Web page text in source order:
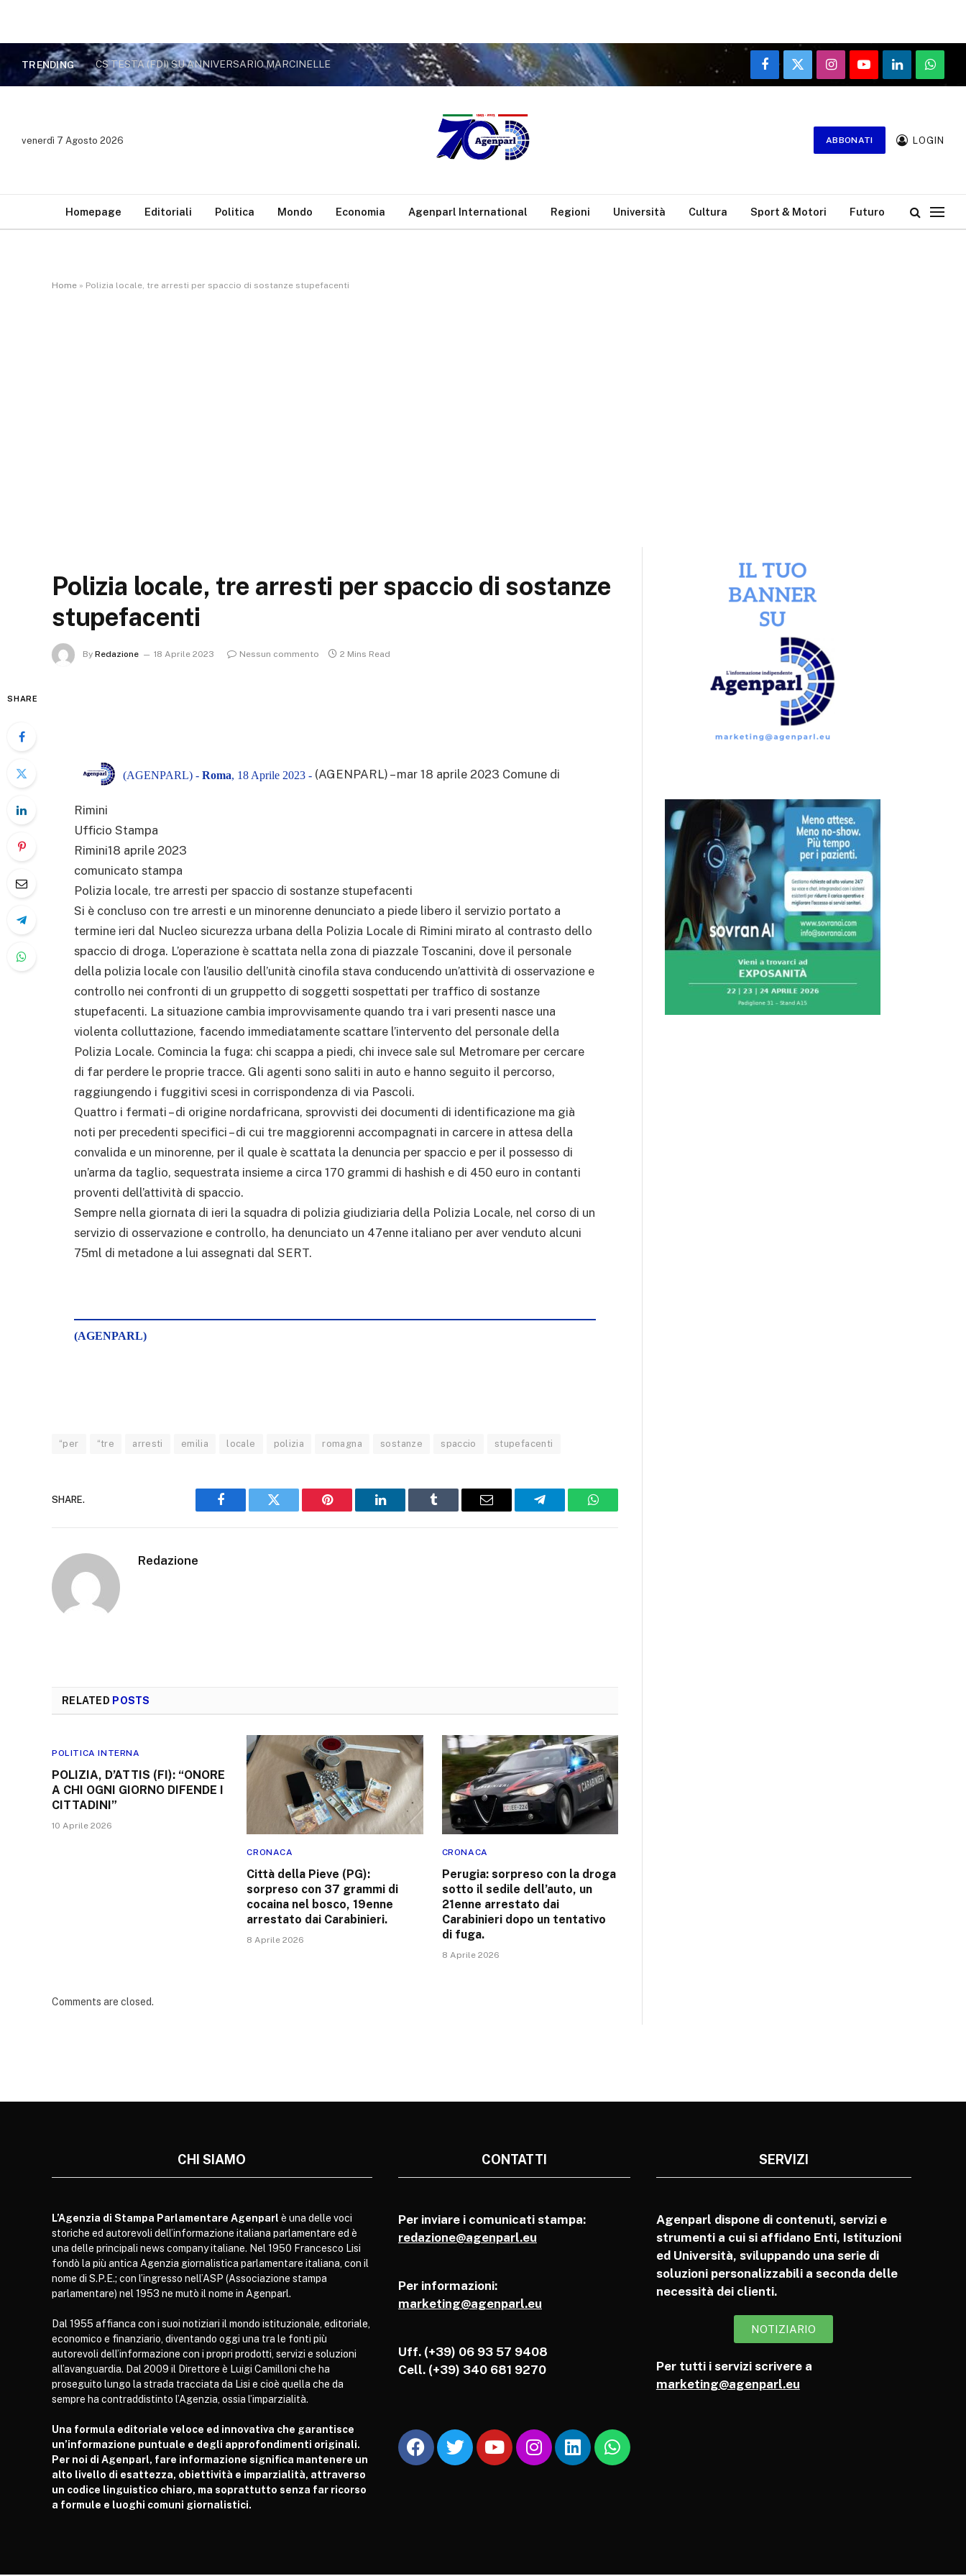
TRENDING CS TESTA (FDI) SU ANNIVERSARIO MARCINELLE
Facebook
X
(Twitter)
InstagramYouTubeLinkedIn
venerdì 7 Agosto 2026 ABBONATI LOGIN
Homepage Editoriali Politica Mondo Economia Agenparl International Regioni Università Cultura Sport & Motori Futuro
Home » Polizia locale, tre arresti per spaccio di sostanze stupefacenti
Polizia locale, tre arresti per spaccio di sostanze
stupefacenti
By Redazione 18 Aprile 2023 Nessun commento 2 Mins Read
SHARE
(AGENPARL) - Roma, 18 Aprile 2023 - (AGENPARL) – mar 18 aprile 2023 Comune di
Rimini
Ufficio Stampa
Rimini18 aprile 2023
comunicato stampa
Polizia locale, tre arresti per spaccio di sostanze stupefacenti
Si è concluso con tre arresti e un minorenne denunciato a piede libero il servizio portato a
termine ieri dal Nucleo sicurezza urbana della Polizia Locale di Rimini mirato al contrasto dello
spaccio di droga. L’operazione è scattata nella zona di piazzale Toscanini, dove il personale
della polizia locale con l’ausilio dell’unità cinofila stava conducendo un’attività di osservazione e
controllo nei confronti di un gruppetto di soggetti sospettati per traffico di sostanze
stupefacenti. La situazione cambia improvvisamente quando tra i vari presenti nasce una
violenta colluttazione, facendo immediatamente scattare l’intervento del personale della
Polizia Locale. Comincia la fuga: chi scappa a piedi, chi invece sale sul Metromare per cercare
di far perdere le proprie tracce. Gli agenti sono saliti in auto e hanno seguito il percorso,
raggiungendo i fuggitivi scesi in corrispondenza di via Pascoli.
Quattro i fermati – di origine nordafricana, sprovvisti dei documenti di identificazione ma già
noti per precedenti specifici – di cui tre maggiorenni accompagnati in carcere in attesa della
convalida e un minorenne, per il quale è scattata la denuncia per spaccio e per il possesso di
un’arma da taglio, sequestrata insieme a circa 170 grammi di hashish e di 450 euro in contanti
proventi dell’attività di spaccio.
Sempre nella giornata di ieri la squadra di polizia giudiziaria della Polizia Locale, nel corso di un
servizio di osservazione e controllo, ha denunciato un 47enne italiano per aver venduto alcuni
75ml di metadone a lui assegnati dal SERT.
(AGENPARL)
“per “tre arresti emilia locale polizia romagna sostanze spaccio stupefacenti
SHARE.
Facebook Twitter Pinterest LinkedIn Tumblr Email Telegram WhatsApp
Redazione
RELATED POSTS
POLITICA INTERNA
POLIZIA, D’ATTIS (FI): “ONORE
A CHI OGNI GIORNO DIFENDE I
CITTADINI”
10 Aprile 2026
CRONACA
Città della Pieve (PG):
sorpreso con 37 grammi di
cocaina nel bosco, 19enne
arrestato dai Carabinieri.
8 Aprile 2026
CRONACA
Perugia: sorpreso con la droga
sotto il sedile dell’auto, un
21enne arrestato dai
Carabinieri dopo un tentativo
di fuga.
8 Aprile 2026
Comments are closed.
CHI SIAMO
L’Agenzia di Stampa Parlamentare Agenparl è una delle voci
storiche ed autorevoli dell’informazione italiana parlamentare ed è
una delle principali news company italiane. Nel 1950 Francesco Lisi
fondò la più antica Agenzia giornalistica parlamentare italiana, con il
nome di S.P.E.; con l’ingresso nell’ASP (Associazione stampa
parlamentare) nel 1953 ne mutò il nome in Agenparl.
Dal 1955 affianca con i suoi notiziari il mondo istituzionale, editoriale,
economico e finanziario, diventando oggi una tra le fonti più
autorevoli dell’informazione con i propri prodotti, servizi e soluzioni
all’avanguardia. Dal 2009 il Direttore è Luigi Camilloni che ha
proseguito lungo la strada tracciata da Lisi e cioè quella che da
sempre ha contraddistinto l’Agenzia, ossia l’imparzialità.
Una formula editoriale veloce ed innovativa che garantisce
un’informazione puntuale e degli approfondimenti originali.
Per noi di Agenparl, fare informazione significa mantenere un
alto livello di esattezza, obiettività e imparzialità, attraverso
un codice linguistico chiaro, ma soprattutto senza far ricorso
a formule e luoghi comuni giornalistici.
CONTATTI
Per inviare i comunicati stampa:
redazione@agenparl.eu
Per informazioni:
marketing@agenparl.eu
Uff. (+39) 06 93 57 9408
Cell. (+39) 340 681 9270
SERVIZI
Agenparl dispone di contenuti, servizi e
strumenti a cui si affidano Enti, Istituzioni
ed Università, sviluppando una serie di
soluzioni personalizzabili a seconda delle
necessità dei clienti.
NOTIZIARIO
Per tutti i servizi scrivere a
marketing@agenparl.eu